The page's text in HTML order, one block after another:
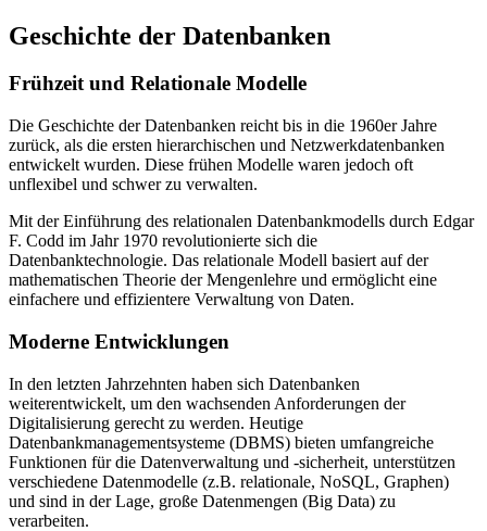
Geschichte der Datenbanken
Frühzeit und Relationale Modelle
Die Geschichte der Datenbanken reicht bis in die 1960er Jahre
zurück, als die ersten hierarchischen und Netzwerkdatenbanken
entwickelt wurden. Diese frühen Modelle waren jedoch oft
unflexibel und schwer zu verwalten.
Mit der Einführung des relationalen Datenbankmodells durch Edgar
F. Codd im Jahr 1970 revolutionierte sich die
Datenbanktechnologie. Das relationale Modell basiert auf der
mathematischen Theorie der Mengenlehre und ermöglicht eine
einfachere und effizientere Verwaltung von Daten.
Moderne Entwicklungen
In den letzten Jahrzehnten haben sich Datenbanken
weiterentwickelt, um den wachsenden Anforderungen der
Digitalisierung gerecht zu werden. Heutige
Datenbankmanagementsysteme (DBMS) bieten umfangreiche
Funktionen für die Datenverwaltung und -sicherheit, unterstützen
verschiedene Datenmodelle (z.B. relationale, NoSQL, Graphen)
und sind in der Lage, große Datenmengen (Big Data) zu
verarbeiten.